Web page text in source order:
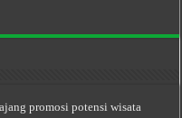
promosi potensi wisata